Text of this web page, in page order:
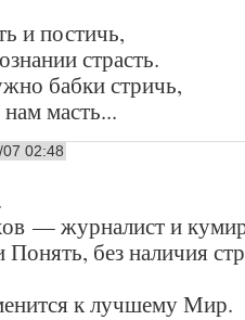
и постичь,
страсть.
бабки стричь,
масть...
02:48
— журналист и
Понять, без наличия
к лучшему Мир.